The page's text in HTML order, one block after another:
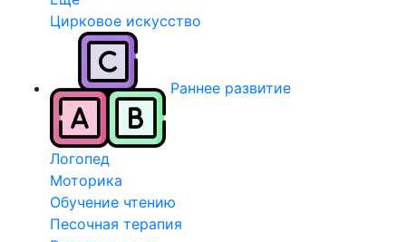
Цирковое искусство
Раннее развитие
Логопед
Моторика
Обучение чтению
Песочная терапия